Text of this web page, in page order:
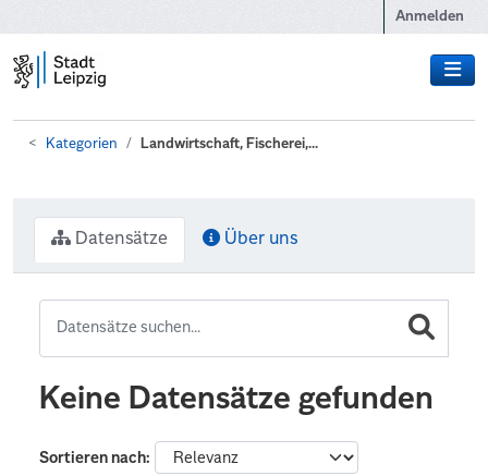
Anmelden
Kategorien Landwirtschaft, Fischerei,...
Datensätze Über uns
Keine Datensätze gefunden
Sortieren nach